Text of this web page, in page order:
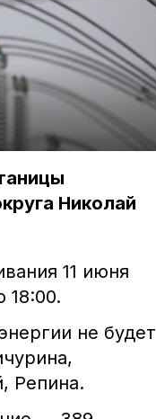
Николай
11 июня
18:00.
не будет
Репина.